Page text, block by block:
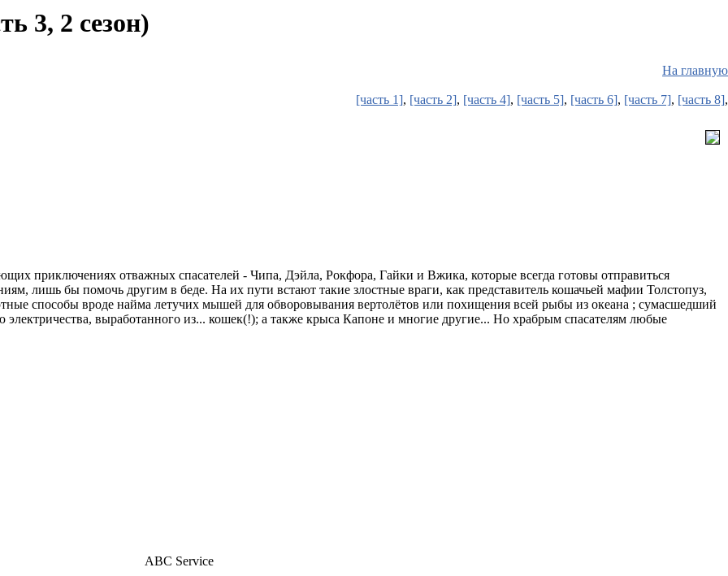
3, 2 сезон)
На главную
[часть 1], [часть 2], [часть 4], [часть 5], [часть 6], [часть 7], [часть 8],
приключениях отважных спасателей - Чипа, Дэйла, Рокфора, Гайки и Вжика, которые всегда готовы отправиться
лишь бы помочь другим в беде. На их пути встают такие злостные враги, как представитель кошачьей мафии Толстопуз,
способы вроде найма летучих мышей для обворовывания вертолётов или похищения всей рыбы из океана ; сумасшедший
выработанного из... кошек(!); а также крыса Капоне и многие другие... Но храбрым спасателям любые
ABC Service